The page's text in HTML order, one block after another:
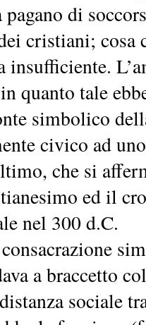
pagano di
cristiani; cosa
insufficiente.
quanto tale
simbolico
civico ad
che si
ed il
nel 300 d.C.
a braccetto
sociale